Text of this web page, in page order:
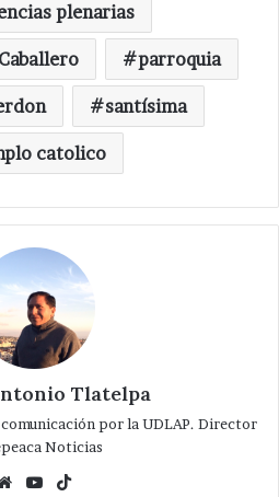
plenarias
parroquia
santísima
catolico
Tlatelpa
por la UDLAP. Director
Noticias
WebsiteYouTube